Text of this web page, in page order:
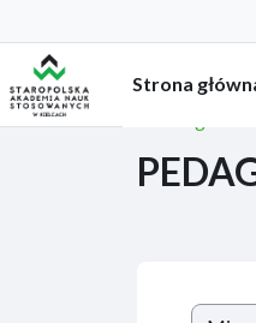
Przejdź do głównej zawartości
Strona